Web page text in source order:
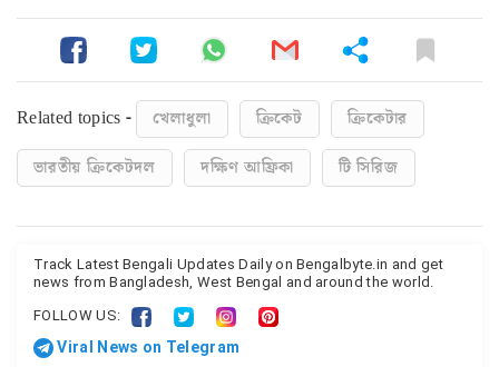
Related topics - খেলাধুলা ক্রিকেট
ক্রিকেটার
ভারতীয় ক্রিকেটদল
দক্ষিণ আফ্রিকা টি সিরিজ
Track Latest Bengali Updates Daily on Bengalbyte.in and get
news from Bangladesh, West Bengal and around the world.
FOLLOW US:
Viral News on Telegram